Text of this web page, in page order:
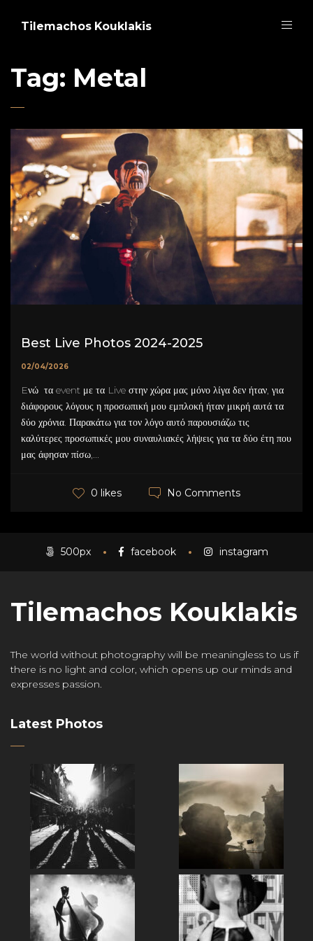
Tilemachos Kouklakis
Tag: Metal
Best Live Photos 2024-2025
02/04/2026
Eνώ τα event με τα Live στην χώρα μας μόνο λίγα δεν ήταν, για
διάφορους λόγους η προσωπική μου εμπλοκή ήταν μικρή αυτά τα
δύο χρόνια. Παρακάτω για τον λόγο αυτό παρουσιάζω τις
καλύτερες προσωπικές μου συναυλιακές λήψεις για τα δύο έτη που
μας άφησαν πίσω,...
0 likes No Comments
500px facebook instagram
Tilemachos Kouklakis
The world without photography will be meaningless to us if
there is no light and color, which opens up our minds and
expresses passion.
Latest Photos